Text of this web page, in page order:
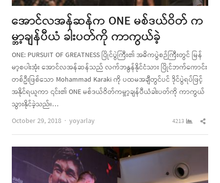
အောင်လအန်ဆန်က ONE မစ်ဒယ်ဝိတ် က
မ္ဘာ့ချန်ပီယံ ခါးပတ်ကို ကာကွယ်ခဲ့
ONE: PURSUIT OF GREATNESS ပြိုင်ပွဲကြီး၏ အဓိကပွဲစဉ်ကြီးတွင် မြန်
မာ့စပါးအုံး အောင်လအန်ဆန်သည် လက်ဘနွန်နိုင်ငံသား ပြိုင်ဘက်ကောင်း
တစ်ဦးဖြစ်သော Mohammad Karaki ကို ပထမအချီတွင်ပင် ဒိုင်ပွဲရပ်ဖြင့်
အနိုင်ရယူကာ ၎င်း၏ ONE မစ်ဒယ်ဝိတ်ကမ္ဘာ့ချန်ပီယံခါးပတ်ကို ကာကွယ်
သွားနိုင်ခဲ့သည်။…
October 29, 2018
Author
yoyarlay 4213